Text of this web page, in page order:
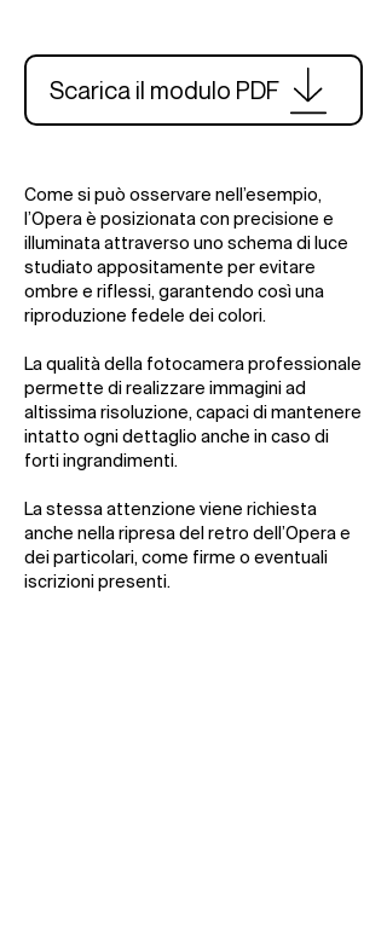
Scarica il modulo PDF
Come si può osservare nell’esempio,
l’Opera è posizionata con precisione e
illuminata attraverso uno schema di luce
studiato appositamente per evitare
ombre e riflessi, garantendo così una
riproduzione fedele dei colori.
La qualità della fotocamera professionale
permette di realizzare immagini ad
altissima risoluzione, capaci di mantenere
intatto ogni dettaglio anche in caso di
forti ingrandimenti.
La stessa attenzione viene richiesta
anche nella ripresa del retro dell’Opera e
dei particolari, come firme o eventuali
iscrizioni presenti.